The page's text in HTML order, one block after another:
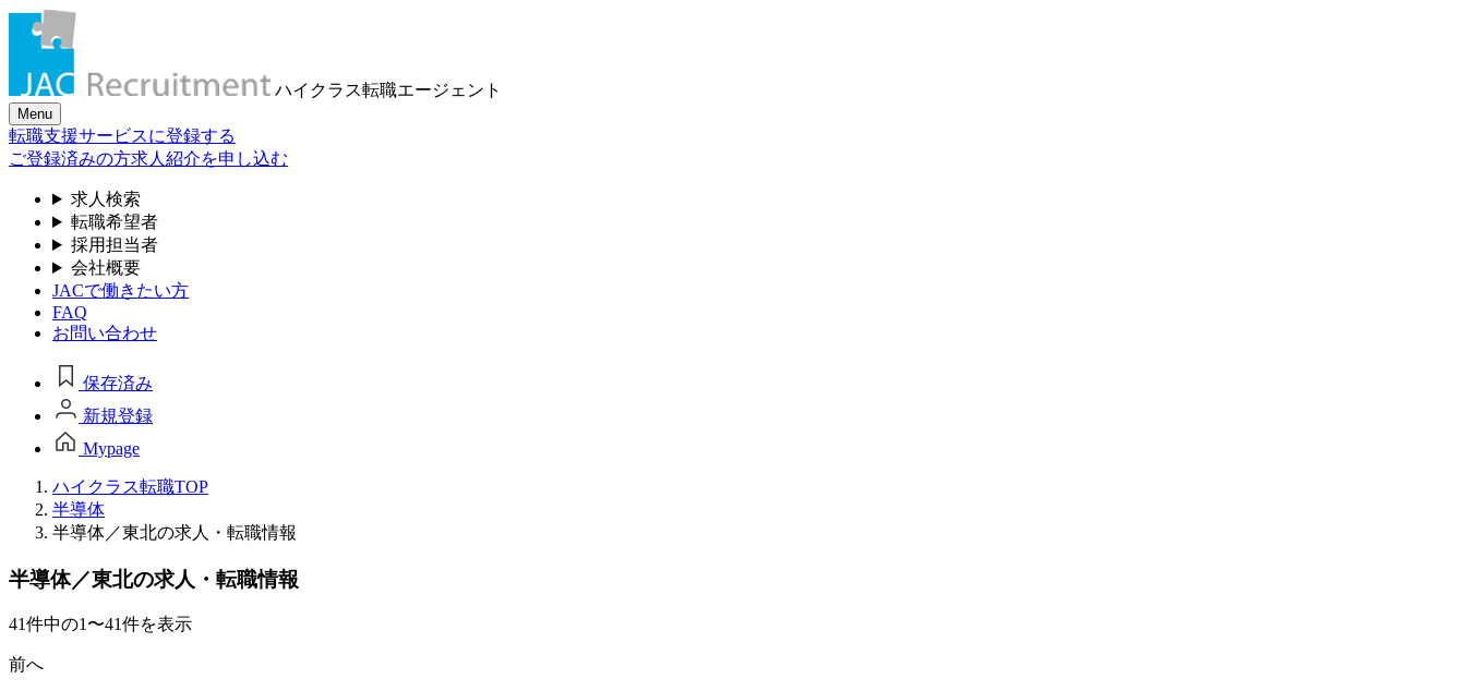
ハイクラス転職エージェント
Menu
転職支援サービスに登録する
ご登録済みの方求人紹介を申し込む
求人検索
転職希望者
採用担当者
会社概要
JACで働きたい方
FAQ
お問い合わせ
保存済み
新規登録
Mypage
ハイクラス転職TOP
半導体
半導体／東北の求人・転職情報
半導体／東北の求人・転職情報
41件中の1〜41件を表示
前へ